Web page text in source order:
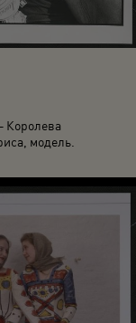
Королева
модель.